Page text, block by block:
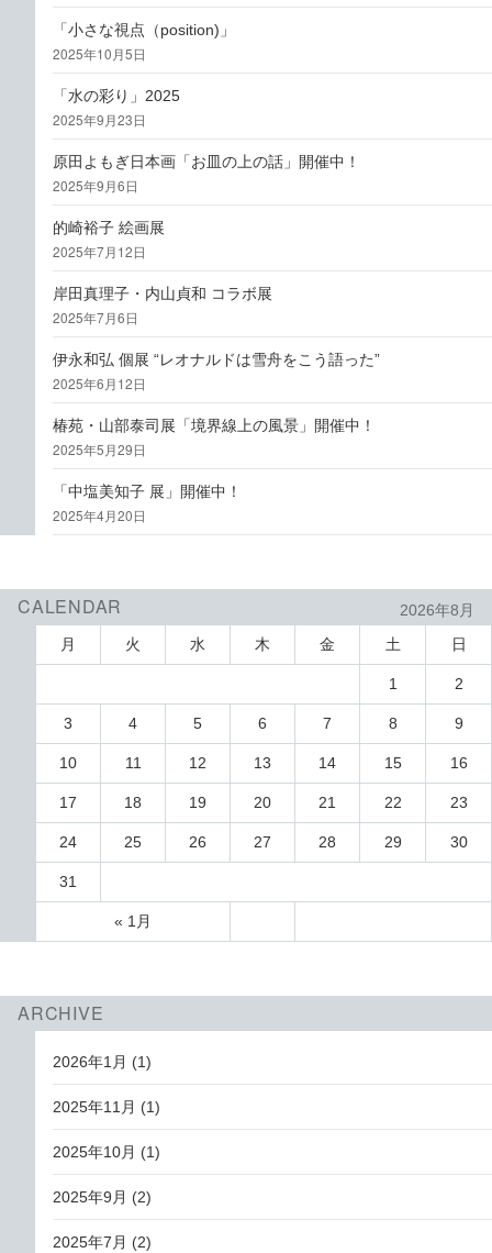
「小さな視点（position)」
2025年10月5日
「水の彩り」2025
2025年9月23日
原田よもぎ日本画「お皿の上の話」開催中！
2025年9月6日
的崎裕子 絵画展
2025年7月12日
岸田真理子・内山貞和 コラボ展
2025年7月6日
伊永和弘 個展 “レオナルドは雪舟をこう語った”
2025年6月12日
椿苑・山部泰司展「境界線上の風景」開催中！
2025年5月29日
「中塩美知子 展」開催中！
2025年4月20日
CALENDAR 2026年8月
月 火 水 木 金 土 日
« 1月
1 2
3 4 5 6 7 8 9
10 11 12 13 14 15 16
17 18 19 20 21 22 23
24 25 26 27 28 29 30
31
ARCHIVE
2026年1月 (1)
2025年11月 (1)
2025年10月 (1)
2025年9月 (2)
2025年7月 (2)